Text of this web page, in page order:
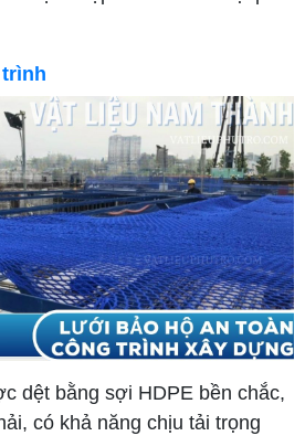
dệt bằng sợi HDPE bền chắc,
có khả năng chịu tải trọng